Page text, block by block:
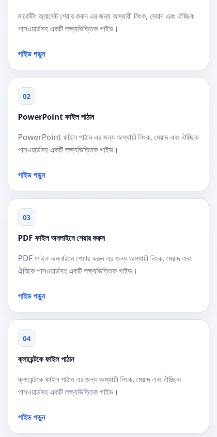
মার্কেটিং অ্যাসেট শেয়ার করুন এর জন্য অস্থায়ী লিংক, মেয়াদ এবং ঐচ্ছিক
পাসওয়ার্ডসহ একটি লক্ষ্যভিত্তিক গাইড।
গাইড পড়ুন
02
PowerPoint ফাইল পাঠান
PowerPoint ফাইল পাঠান এর জন্য অস্থায়ী লিংক, মেয়াদ এবং ঐচ্ছিক
পাসওয়ার্ডসহ একটি লক্ষ্যভিত্তিক গাইড।
গাইড পড়ুন
03
PDF ফাইল অনলাইনে শেয়ার করুন
PDF ফাইল অনলাইনে শেয়ার করুন এর জন্য অস্থায়ী লিংক, মেয়াদ এবং
ঐচ্ছিক পাসওয়ার্ডসহ একটি লক্ষ্যভিত্তিক গাইড।
গাইড পড়ুন
04
ক্লায়েন্টকে ফাইল পাঠান
ক্লায়েন্টকে ফাইল পাঠান এর জন্য অস্থায়ী লিংক, মেয়াদ এবং ঐচ্ছিক
পাসওয়ার্ডসহ একটি লক্ষ্যভিত্তিক গাইড।
গাইড পড়ুন